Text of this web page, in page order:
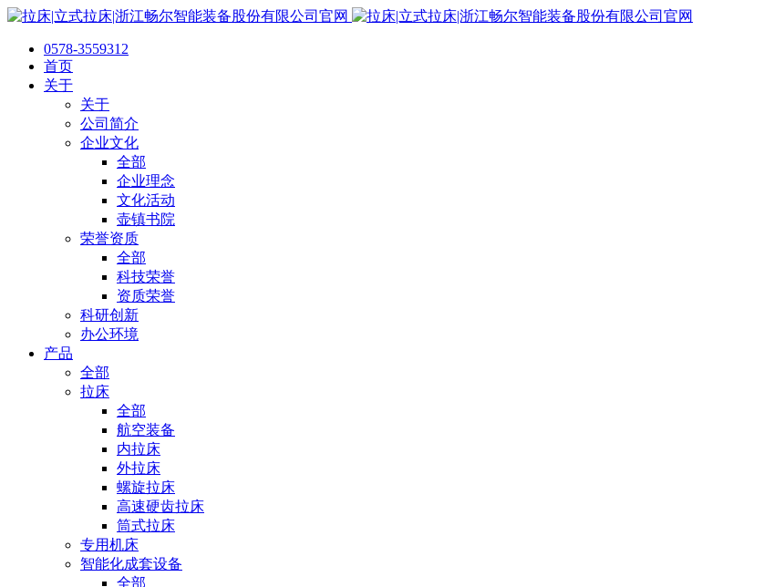
0578-3559312
首页
关于
关于
公司简介
企业文化
全部
企业理念
文化活动
壶镇书院
荣誉资质
全部
科技荣誉
资质荣誉
科研创新
办公环境
产品
全部
拉床
全部
航空装备
内拉床
外拉床
螺旋拉床
高速硬齿拉床
筒式拉床
专用机床
智能化成套设备
全部